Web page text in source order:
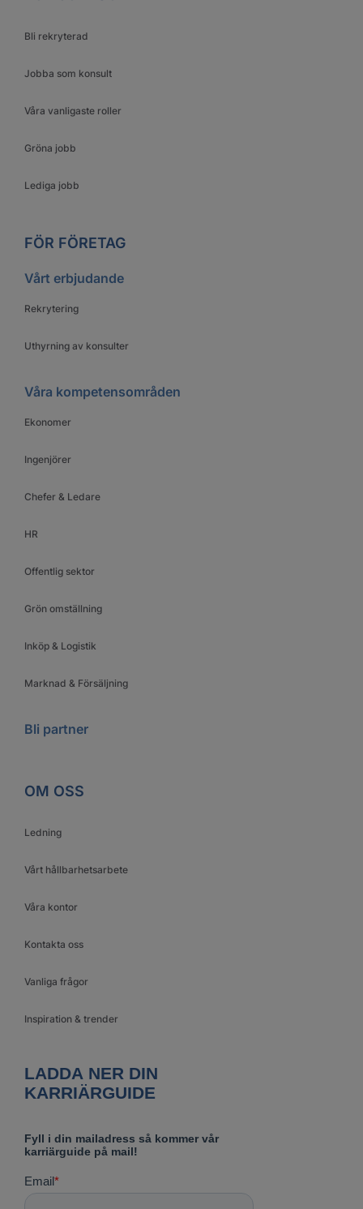
Bli rekryterad
Jobba som konsult
Våra vanligaste roller
Gröna jobb
Lediga jobb
FÖR FÖRETAG
Vårt erbjudande
Rekrytering
Uthyrning av konsulter
Våra kompetensområden
Ekonomer
Ingenjörer
Chefer & Ledare
HR
Offentlig sektor
Grön omställning
Inköp & Logistik
Marknad & Försäljning
Bli partner
OM OSS
Ledning
Vårt hållbarhetsarbete
Våra kontor
Kontakta oss
Vanliga frågor
Inspiration & trender